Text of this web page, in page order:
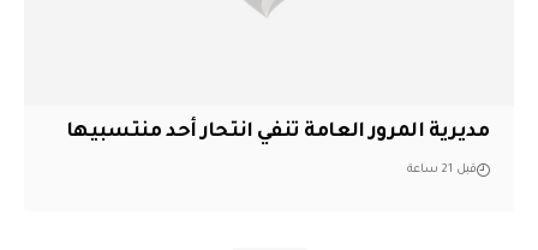
مديرية المرور العامة تنفي انتحار أحد منتسبيها
قبل 21 ساعة